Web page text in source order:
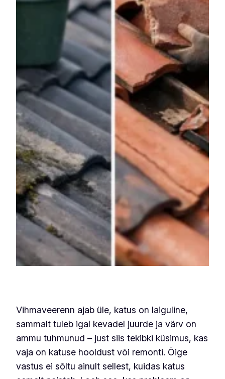
Vihmaveerenn ajab üle, katus on laiguline,
sammalt tuleb igal kevadel juurde ja värv on
ammu tuhmunud – just siis tekibki küsimus, kas
vaja on katuse hooldust või remonti. Õige
vastus ei sõltu ainult sellest, kuidas katus